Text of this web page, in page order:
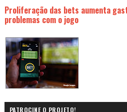
Proliferação das bets aumenta
problemas com o jogo
PATROCINE O PROJETO!